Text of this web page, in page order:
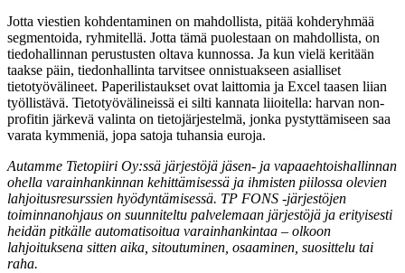
Jotta viestien kohdentaminen on mahdollista, pitää kohderyhmää
segmentoida, ryhmitellä. Jotta tämä puolestaan on mahdollista, on
tiedohallinnan perustusten oltava kunnossa. Ja kun vielä keritään
taakse päin, tiedonhallinta tarvitsee onnistuakseen asialliset
tietotyövälineet. Paperilistaukset ovat laittomia ja Excel taasen liian
työllistävä. Tietotyövälineissä ei silti kannata liioitella: harvan non-
profitin järkevä valinta on tietojärjestelmä, jonka pystyttämiseen saa
varata kymmeniä, jopa satoja tuhansia euroja.
Autamme Tietopiiri Oy:ssä järjestöjä jäsen- ja vapaaehtoishallinnan
ohella varainhankinnan kehittämisessä ja ihmisten piilossa olevien
lahjoitusresurssien hyödyntämisessä. TP FONS -järjestöjen
toiminnanohjaus on suunniteltu palvelemaan järjestöjä ja erityisesti
heidän pitkälle automatisoitua varainhankintaa – olkoon
lahjoituksena sitten aika, sitoutuminen, osaaminen, suosittelu tai
raha.